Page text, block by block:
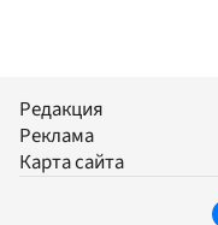
Редакция
Реклама
Карта сайта